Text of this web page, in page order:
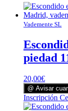
Vademente SL
piedad
20,00€
@ Avisar
Inscripción